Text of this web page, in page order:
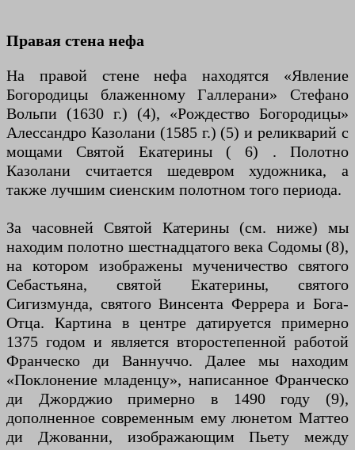
Правая стена нефа
На правой стене нефа находятся «Явление
Богородицы блаженному Галлерани» Стефано
Вольпи (1630 г.) (4), «Рождество Богородицы»
Алессандро Казолани (1585 г.) (5) и реликварий с
мощами Святой Екатерины ( 6) . Полотно
Казолани считается шедевром художника, а
также лучшим сиенским полотном того периода.
За часовней Святой Катерины (см. ниже) мы
находим полотно шестнадцатого века Содомы (8),
на котором изображены мученичество святого
Себастьяна, святой Екатерины, святого
Сигизмунда, святого Винсента Феррера и Бога-
Отца. Картина в центре датируется примерно
1375 годом и является второстепенной работой
Франческо ди Ваннуччо. Далее мы находим
«Поклонение младенцу», написанное Франческо
ди Джорджио примерно в 1490 году (9),
дополненное современным ему люнетом Маттео
ди Джованни, изображающим Пьету между